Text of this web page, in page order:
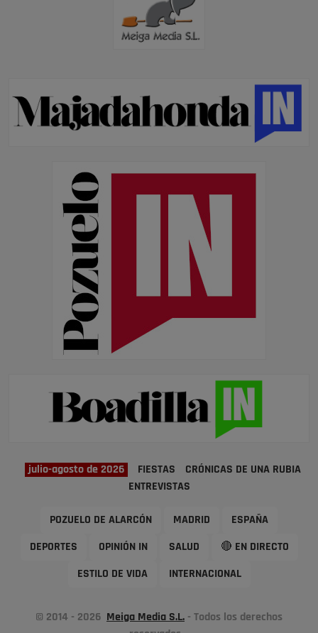
julio-agosto de 2026 FIESTAS
CRÓNICAS DE UNA RUBIA
ENTREVISTAS
POZUELO DE ALARCÓN MADRID ESPAÑA
DEPORTES OPINIÓN IN SALUD 🔴 EN DIRECTO
ESTILO DE VIDA INTERNACIONAL
© 2014 - 2026 Meiga Media S.L. - Todos los derechos